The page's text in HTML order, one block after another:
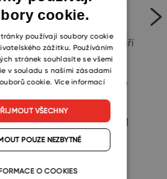
Rozhovory
Sales manager Jiří
Tvorík vysvětluje
výhody klíčového
vylepšení nové
verze eWay-CRM
5.4, možnosti
CZECH
SLOVAK
cookie.
používají soubory cookie
zážitku. Používáním
stránek souhlasíte se všemi
v souladu s našimi zásadami
cookie. Více informací
VŠECHNY
POUZE NEZBYTNÉ
O COOKIES